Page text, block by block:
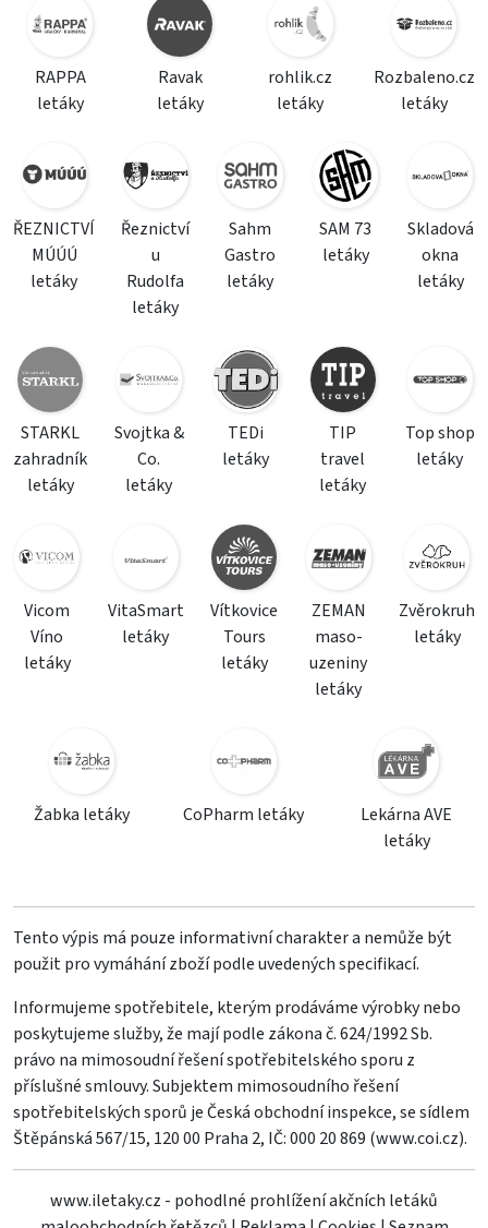
RAPPA
letáky
Ravak
letáky
rohlik.cz
letáky
Rozbaleno.cz
letáky
ŘEZNICTVÍ
MÚÚÚ
letáky
Řeznictví
u
Rudolfa
letáky
Sahm
Gastro
letáky
SAM 73
letáky
Skladová
okna
letáky
STARKL
zahradník
letáky
Svojtka &
Co.
letáky
TEDi
letáky
TIP
travel
letáky
Top shop
letáky
Vicom
Víno
letáky
VitaSmart
letáky
Vítkovice
Tours
letáky
ZEMAN
maso-
uzeniny
letáky
Zvěrokruh
letáky
Žabka letáky CoPharm letáky
Lekárna AVE
letáky
Tento výpis má pouze informativní charakter a nemůže být
použit pro vymáhání zboží podle uvedených specifikací.
Informujeme spotřebitele, kterým prodáváme výrobky nebo
poskytujeme služby, že mají podle zákona č. 624/1992 Sb.
právo na mimosoudní řešení spotřebitelského sporu z
příslušné smlouvy. Subjektem mimosoudního řešení
spotřebitelských sporů je Česká obchodní inspekce, se sídlem
Štěpánská 567/15, 120 00 Praha 2, IČ: 000 20 869 (www.coi.cz).
www.iletaky.cz - pohodlné prohlížení akčních letáků